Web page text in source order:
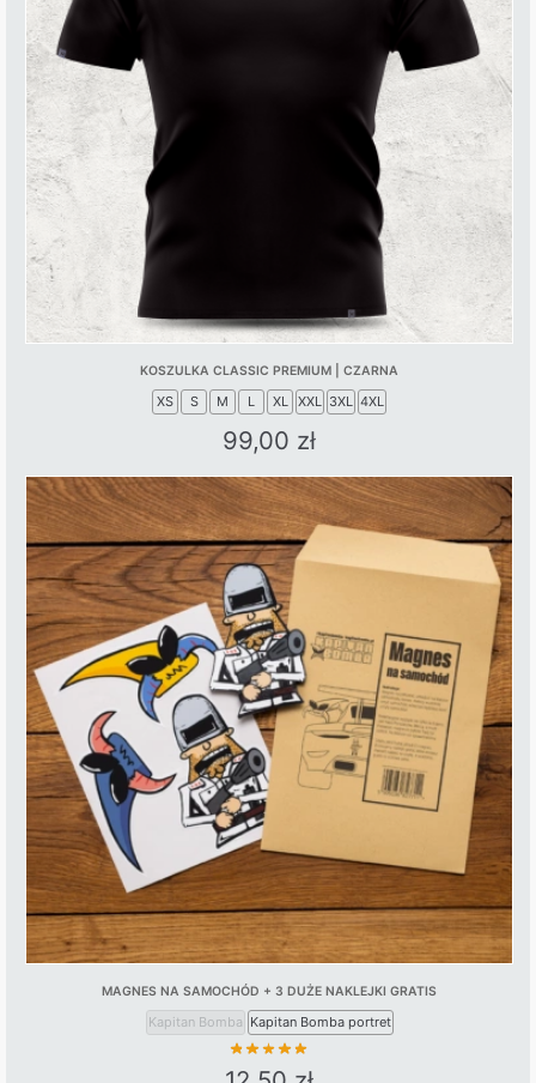
KOSZULKA CLASSIC PREMIUM | CZARNA
XS S M L XL XXL 3XL 4XL
99,00 zł
This
product
has
multiple
variants.
The
options
may
be
chosen
on
the
page
MAGNES NA SAMOCHÓD + 3 DUŻE NAKLEJKI GRATIS
Kapitan Bomba Kapitan Bomba portret